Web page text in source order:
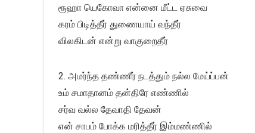
ரூஹா யெகோவா என்னை மீட்ட ஏசுவை
கரம் பிடித்தீர் துணையாய் வந்தீர்
விலகிடன் என்று வாகுறைதீர்
2. அமர்ந்த தண்ணீர் நடத்தும் நல்ல மேய்ப்பன்
உம் சமாதானம் தன்திரே எண்ணில்
சர்வ வல்ல தேவாதி தேவன்
என் சாபம் போக்க மரித்தீர் இம்மண்ணில்